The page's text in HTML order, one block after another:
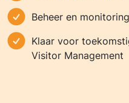
Beheer en
Klaar voor
Visitor Management